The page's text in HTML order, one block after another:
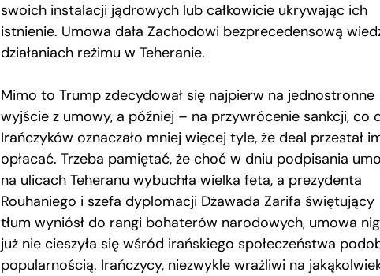
swoich instalacji jądrowych lub całkowicie ukrywając ich
istnienie. Umowa dała Zachodowi bezprecedensową
działaniach reżimu w Teheranie.
Mimo to Trump zdecydował się najpierw na jednostronne
wyjście z umowy, a później – na przywrócenie sankcji, co
Irańczyków oznaczało mniej więcej tyle, że deal przestał
opłacać. Trzeba pamiętać, że choć w dniu podpisania
na ulicach Teheranu wybuchła wielka feta, a prezydenta
Rouhaniego i szefa dyplomacji Dżawada Zarifa świętujący
tłum wyniósł do rangi bohaterów narodowych, umowa
już nie cieszyła się wśród irańskiego społeczeństwa
popularnością. Irańczycy, niezwykle wrażliwi na